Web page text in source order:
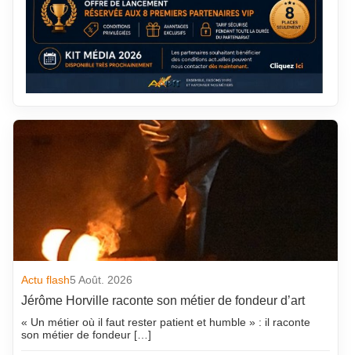
Actu flash5 Août. 2026
Jérôme Horville raconte son métier de fondeur d’art
« Un métier où il faut rester patient et humble » : il raconte
son métier de fondeur […]